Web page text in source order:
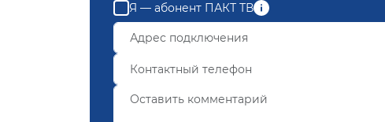
Я — абонент ПАКТ ТВ